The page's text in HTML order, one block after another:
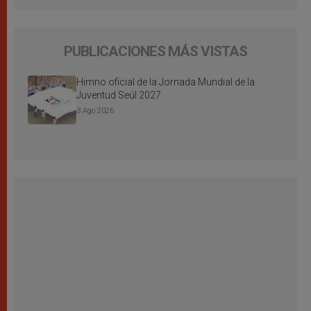
PUBLICACIONES MÁS VISTAS
Himno oficial de la Jornada Mundial de la
Juventud Seúl 2027
3 Ago 2026